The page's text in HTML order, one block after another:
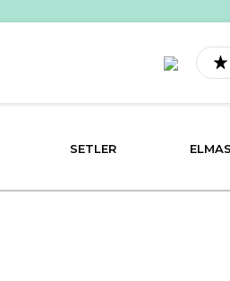
SETLER ELMAS